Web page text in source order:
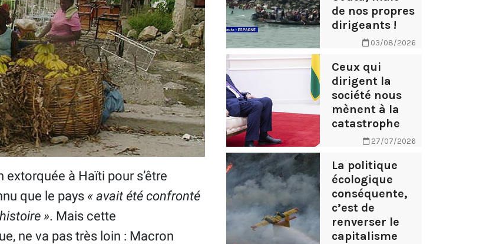
à Haïti pour s’être
que le pays « avait été confronté
». Mais cette
ne va pas très loin : Macron
de nos propres
dirigeants !
03/08/2026
Ceux qui
dirigent la
société nous
mènent à la
catastrophe
27/07/2026
La politique
écologique
conséquente,
c’est de
renverser le
capitalisme